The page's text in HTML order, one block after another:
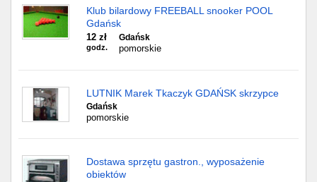
Klub bilardowy FREEBALL snooker POOL
Gdańsk
12 zł
godz.
Gdańsk
pomorskie
LUTNIK Marek Tkaczyk GDAŃSK skrzypce
Gdańsk
pomorskie
Dostawa sprzętu gastron., wyposażenie
obiektów